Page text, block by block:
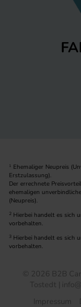
1
Ehemaliger Neupreis
Erstzulassung).
Der errechnete
ehemaligen
(Neupreis).
2 Hierbei handelt es sich
vorbehalten.
3 Hierbei handelt es sich
vorbehalten.
© 2026 B2B
Tostedt |
Impressum